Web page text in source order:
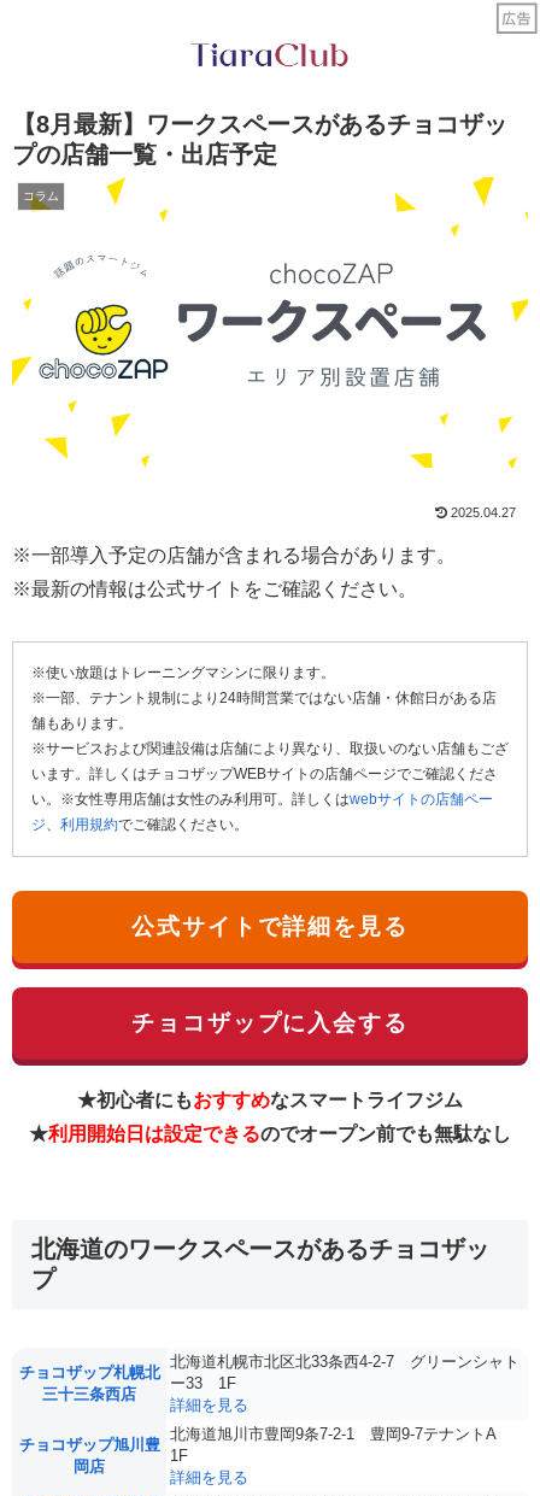
【8月最新】ワークスペースがあるチョコザッ
プの店舗一覧・出店予定
コラム
2025.04.27
※一部導入予定の店舗が含まれる場合があります。
※最新の情報は公式サイトをご確認ください。
※使い放題はトレーニングマシンに限ります。
※一部、テナント規制により24時間営業ではない店舗・休館日がある店
舗もあります。
※サービスおよび関連設備は店舗により異なり、取扱いのない店舗もござ
います。詳しくはチョコザップWEBサイトの店舗ページでご確認くださ
い。※女性専用店舗は女性のみ利用可。詳しくはwebサイトの店舗ペー
ジ
利用規約でご確認ください。
公式サイトで詳細を見る
チョコザップに入会する
★初心者にもおすすめなスマートライフジム
★利用開始日は設定できるのでオープン前でも無駄なし
北海道のワークスペースがあるチョコザッ
プ
チョコザップ札幌北
三十三条西店
北海道札幌市北区北33条西4-2-7 グリーンシャト
ー33 1F
詳細を見る
チョコザップ旭川豊
岡店
北海道旭川市豊岡9条7-2-1 豊岡9-7テナントA
1F
詳細を見る